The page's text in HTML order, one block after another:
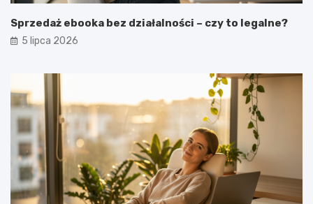
Sprzedaż ebooka bez działalności – czy to legalne?
5 lipca 2026